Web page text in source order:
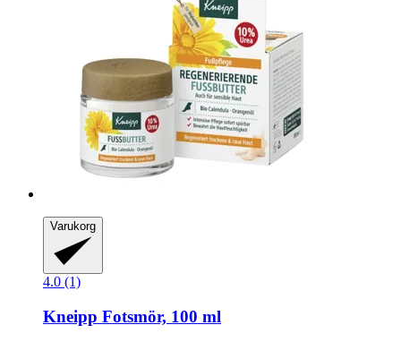
Varukorg
4.0 (1)
Kneipp Fotsmör, 100 ml